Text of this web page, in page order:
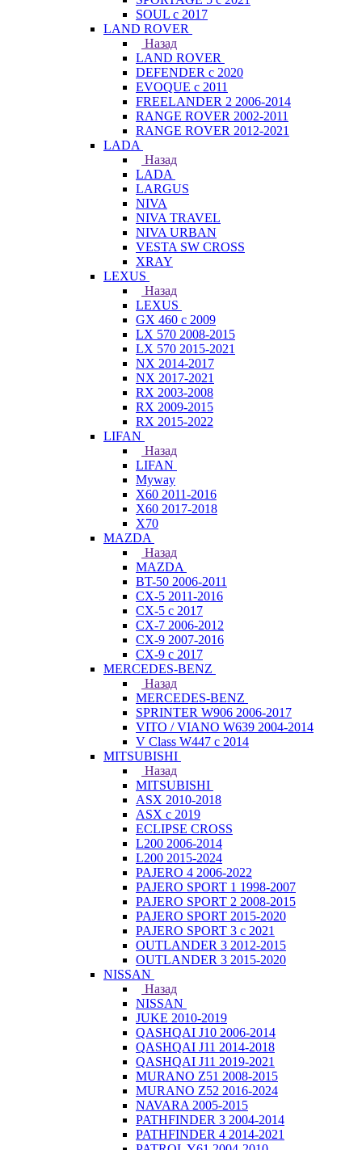
SOUL с 2017
LAND ROVER
Назад
LAND ROVER
DEFENDER с 2020
EVOQUE с 2011
FREELANDER 2 2006-2014
RANGE ROVER 2002-2011
RANGE ROVER 2012-2021
LADA
Назад
LADA
LARGUS
NIVA
NIVA TRAVEL
NIVA URBAN
VESTA SW CROSS
XRAY
LEXUS
Назад
LEXUS
GX 460 с 2009
LX 570 2008-2015
LX 570 2015-2021
NX 2014-2017
NX 2017-2021
RX 2003-2008
RX 2009-2015
RX 2015-2022
LIFAN
Назад
LIFAN
Myway
X60 2011-2016
X60 2017-2018
X70
MAZDA
Назад
MAZDA
BT-50 2006-2011
CX-5 2011-2016
CX-5 с 2017
CX-7 2006-2012
CX-9 2007-2016
CX-9 с 2017
MERCEDES-BENZ
Назад
MERCEDES-BENZ
SPRINTER W906 2006-2017
VITO / VIANO W639 2004-2014
V Class W447 с 2014
MITSUBISHI
Назад
MITSUBISHI
ASX 2010-2018
ASX с 2019
ECLIPSE CROSS
L200 2006-2014
L200 2015-2024
PAJERO 4 2006-2022
PAJERO SPORT 1 1998-2007
PAJERO SPORT 2 2008-2015
PAJERO SPORT 2015-2020
PAJERO SPORT 3 с 2021
OUTLANDER 3 2012-2015
OUTLANDER 3 2015-2020
NISSAN
Назад
NISSAN
JUKE 2010-2019
QASHQAI J10 2006-2014
QASHQAI J11 2014-2018
QASHQAI J11 2019-2021
MURANO Z51 2008-2015
MURANO Z52 2016-2024
NAVARA 2005-2015
PATHFINDER 3 2004-2014
PATHFINDER 4 2014-2021